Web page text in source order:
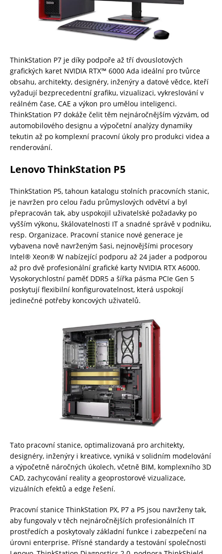
ThinkStation P7 je díky podpoře až tří dvouslotových
grafických karet NVIDIA RTX™ 6000 Ada ideální pro tvůrce
obsahu, architekty, designéry, inženýry a datové vědce, kteří
vyžadují bezprecedentní grafiku, vizualizaci, vykreslování v
reálném čase, CAE a výkon pro umělou inteligenci.
ThinkStation P7 dokáže čelit těm nejnáročnějším výzvám, od
automobilového designu a výpočetní analýzy dynamiky
tekutin až po komplexní pracovní úkoly pro produkci videa a
renderování.
Lenovo ThinkStation P5
ThinkStation P5, tahoun katalogu stolních pracovních stanic,
je navržen pro celou řadu průmyslových odvětví a byl
přepracován tak, aby uspokojil uživatelské požadavky po
vyšším výkonu, škálovatelnosti IT a snadné správě v podniku,
resp. Organizace. Pracovní stanice nové generace je
vybavena nově navrženým šasi, nejnovějšími procesory
Intel® Xeon® W nabízející podporu až 24 jader a podporou
až pro dvě profesionální grafické karty NVIDIA RTX A6000.
Vysokorychlostní paměť DDR5 a šířka pásma PCIe Gen 5
poskytují flexibilní konfigurovatelnost, která uspokojí
jedinečné potřeby koncových uživatelů.
Tato pracovní stanice, optimalizovaná pro architekty,
designéry, inženýry i kreativce, vyniká v solidním modelování
a výpočetně náročných úkolech, včetně BIM, komplexního 3D
CAD, zachycování reality a geoprostorové vizualizace,
vizuálních efektů a edge řešení.
Pracovní stanice ThinkStation PX, P7 a P5 jsou navrženy tak,
aby fungovaly v těch nejnáročnějších profesionálních IT
prostředích a poskytovaly základní funkce i zabezpečení na
úrovni enterprise. Přísné standardy a testování společnosti